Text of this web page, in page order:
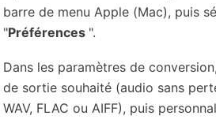
barre de menu Apple (Mac), puis
"Préférences ".
Dans les paramètres de
de sortie souhaité (audio sans
WAV, FLAC ou AIFF), puis